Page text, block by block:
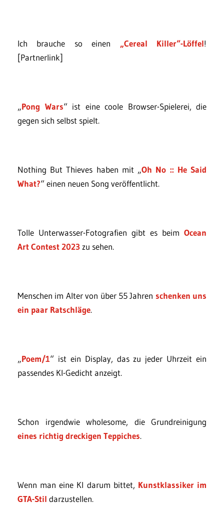
Ich brauche so einen „Cereal Killer“-Löffel!
[Partnerlink]
„Pong Wars“ ist eine coole Browser-Spielerei, die
gegen sich selbst spielt.
Nothing But Thieves haben mit „Oh No :: He Said
What?“ einen neuen Song veröffentlicht.
Tolle Unterwasser-Fotografien gibt es beim Ocean
Art Contest 2023zu sehen.
Menschen im Alter von über 55 Jahren schenken uns
ein paar Ratschläge.
„Poem/1“ ist ein Display, das zu jeder Uhrzeit ein
passendes KI-Gedicht anzeigt.
Schon irgendwie wholesome, die Grundreinigung
eines richtig dreckigen Teppiches.
Wenn man eine KI darum bittet, Kunstklassiker im
GTA-Stil darzustellen.